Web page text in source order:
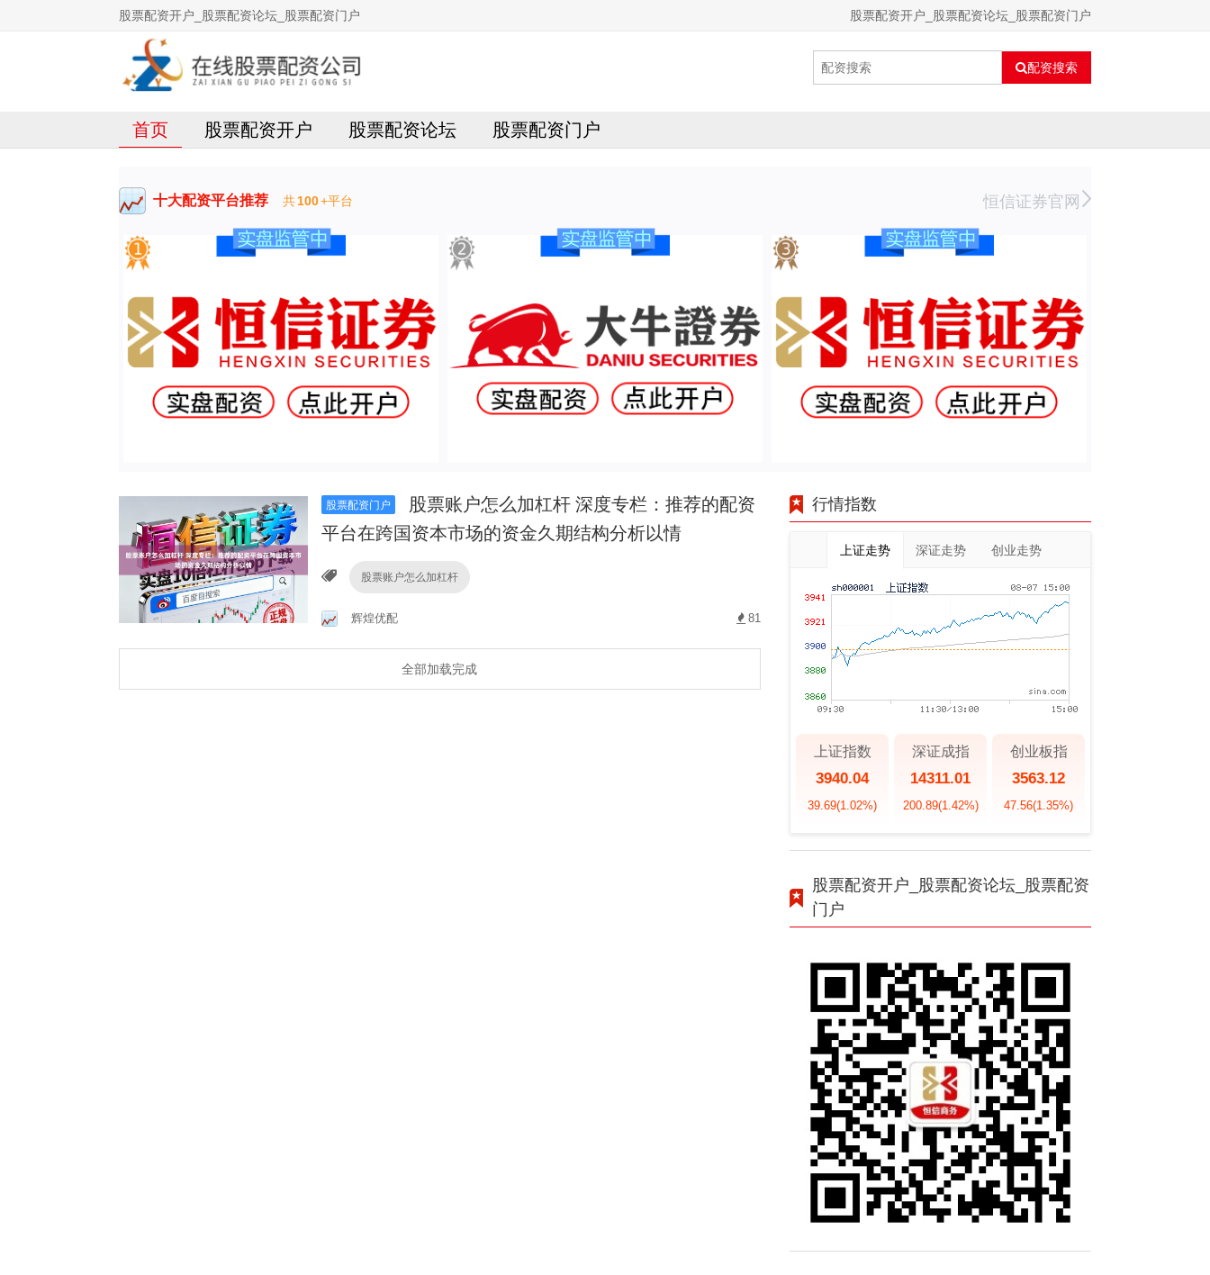
股票配资开户_股票配资论坛_股票配资门户 股票配资开户_股票配资论坛_股票配资门户
配资搜索
首页 股票配资开户 股票配资论坛 股票配资门户
十大配资平台推荐 共100+平台 恒信证券官网
股票配资门户
股票账户怎么加杠杆 深度专栏：推荐的配资
平台在跨国资本市场的资金久期结构分析以情
股票账户怎么加杠杆
辉煌优配 81
全部加载完成
行情指数
上证走势 深证走势 创业走势
上证指数
3940.04
39.69(1.02%)
深证成指
14311.01
200.89(1.42%)
创业板指
3563.12
47.56(1.35%)
股票配资开户_股票配资论坛_股票配资
门户